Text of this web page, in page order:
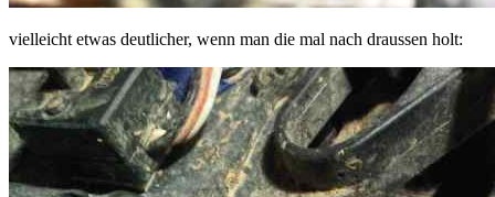
vielleicht etwas deutlicher, wenn man die mal nach draussen holt: